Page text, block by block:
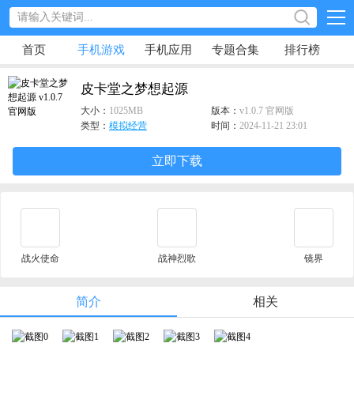
首页 手机游戏 手机应用 专题合集 排行榜
皮卡堂之梦想起源
大小： 1025MB 版本： v1.0.7 官网版
类型： 模拟经营 时间： 2024-11-21 23:01
立即下载
战火使命 战神烈歌 镜界
简介 相关